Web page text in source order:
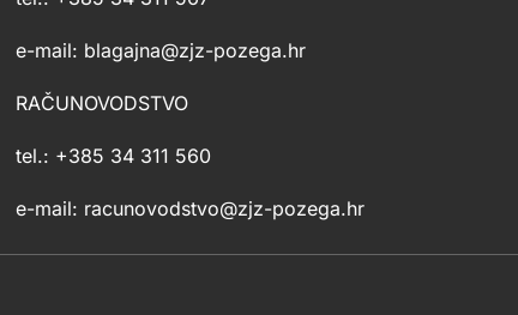
e-mail: blagajna@zjz-pozega.hr
RAČUNOVODSTVO
tel.: +385 34 311 560
e-mail: racunovodstvo@zjz-pozega.hr